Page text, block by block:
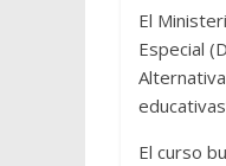
El
Especial
El curso